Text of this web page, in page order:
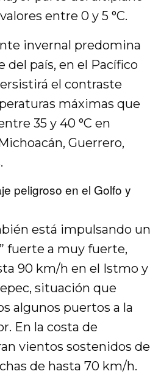
entre 0 y 5 °C.
invernal predomina
del país, en el Pacífico
el contraste
máximas que
35 y 40 °C en
Guerrero,
peligroso en el Golfo y
está impulsando un
fuerte a muy fuerte,
90 km/h en el Istmo y
situación que
algunos puertos a la
En la costa de
vientos sostenidos de
de hasta 70 km/h.